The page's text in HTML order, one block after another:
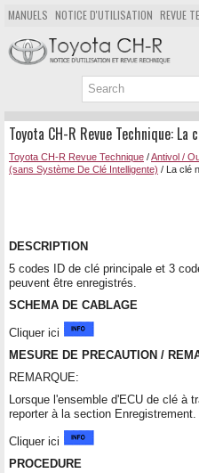
MANUELS NOTICE D'UTILISATION REVUE
POPULAIRE
PLAN DU SITE CHERCHER
Toyota CH-R Revue Technique:
Toyota CH-R Revue Technique /Antivol /
(sans Système De Clé Intelligente) / La clé
DESCRIPTION
5 codes ID de clé principale et 3
peuvent être enregistrés.
SCHEMA DE CABLAGE
Cliquer ici
MESURE DE PRECAUTION /
REMARQUE:
Lorsque l'ensemble d'ECU de clé à
reporter à la section Enregistrement.
Cliquer ici
PROCEDURE